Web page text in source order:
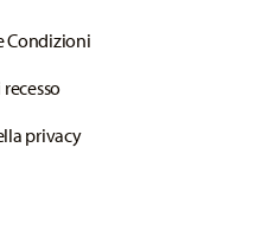
Condizioni
privacy